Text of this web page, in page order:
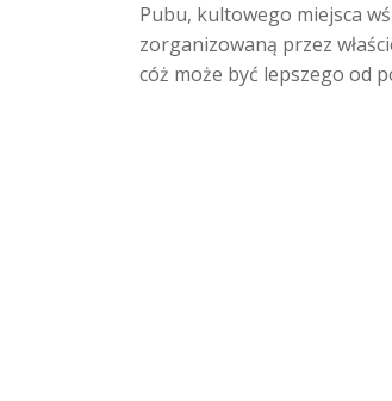
Pubu, kultowego miejsca
zorganizowaną przez
cóż może być lepszego od